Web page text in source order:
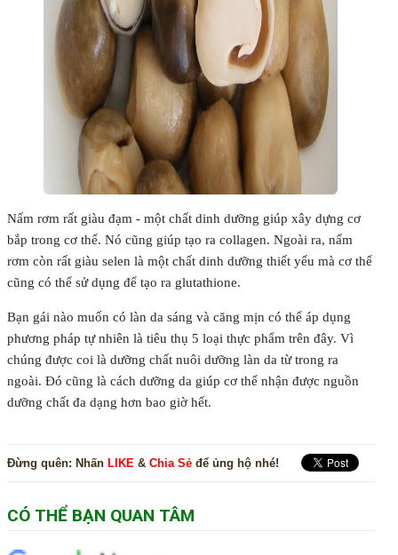
Nấm rơm rất giàu đạm - một chất dinh dưỡng giúp xây dựng cơ
bắp trong cơ thể. Nó cũng giúp tạo ra collagen. Ngoài ra, nấm
rơm còn rất giàu selen là một chất dinh dưỡng thiết yếu mà cơ thể
cũng có thể sử dụng để tạo ra glutathione.
Bạn gái nào muốn có làn da sáng và căng mịn có thể áp dụng
phương pháp tự nhiên là tiêu thụ 5 loại thực phẩm trên đây. Vì
chúng được coi là dưỡng chất nuôi dưỡng làn da từ trong ra
ngoài. Đó cũng là cách dưỡng da giúp cơ thể nhận được nguồn
dưỡng chất đa dạng hơn bao giờ hết.
Đừng quên: Nhấn LIKE & Chia Sẻ để ủng hộ nhé!
CÓ THỂ BẠN QUAN TÂM